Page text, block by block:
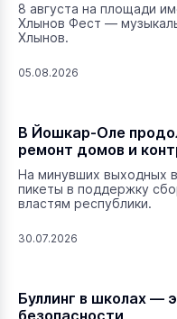
8 августа на площади
Хлынов Фест —
Хлынов.
05.08.2026
В Йошкар-Оле
ремонт домов и
На минувших выходных
пикеты в поддержку
властям республики.
30.07.2026
Буллинг в школах —
безопасности